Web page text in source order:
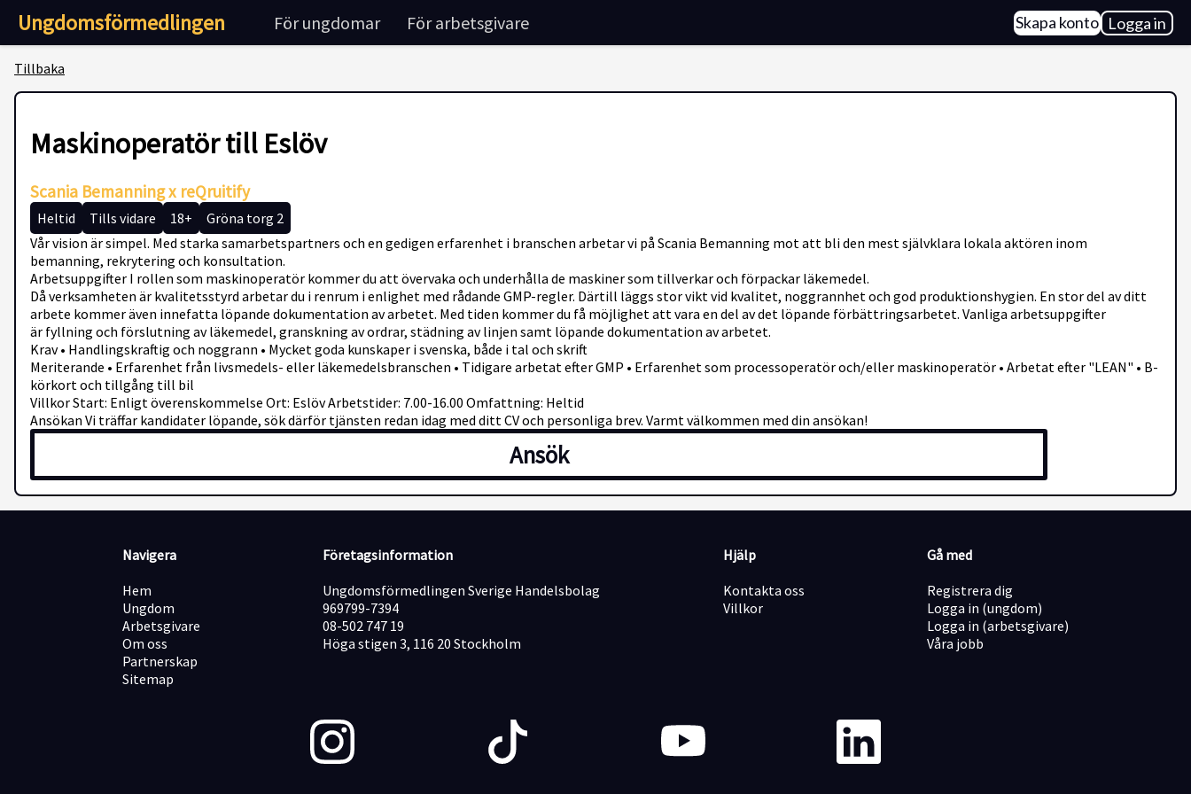
Ungdomsförmedlingen För ungdomar För arbetsgivare Skapa konto Logga in
Tillbaka
Maskinoperatör till Eslöv
Scania Bemanning x reQruitify
Heltid Tills vidare 18+
Gröna torg 2
Vår vision är simpel. Med starka samarbetspartners och en gedigen erfarenhet i branschen arbetar vi på Scania Bemanning mot att bli den mest självklara lokala aktören inom
bemanning, rekrytering och konsultation.
Arbetsuppgifter I rollen som maskinoperatör kommer du att övervaka och underhålla de maskiner som tillverkar och förpackar läkemedel.
Då verksamheten är kvalitetsstyrd arbetar du i renrum i enlighet med rådande GMP-regler. Därtill läggs stor vikt vid kvalitet, noggrannhet och god produktionshygien. En stor del av ditt
arbete kommer även innefatta löpande dokumentation av arbetet. Med tiden kommer du få möjlighet att vara en del av det löpande förbättringsarbetet. Vanliga arbetsuppgifter
är fyllning och förslutning av läkemedel, granskning av ordrar, städning av linjen samt löpande dokumentation av arbetet.
Krav • Handlingskraftig och noggrann • Mycket goda kunskaper i svenska, både i tal och skrift
Meriterande • Erfarenhet från livsmedels- eller läkemedelsbranschen • Tidigare arbetat efter GMP • Erfarenhet som processoperatör och/eller maskinoperatör • Arbetat efter "LEAN" • B-
körkort och tillgång till bil
Villkor Start: Enligt överenskommelse Ort: Eslöv Arbetstider: 7.00-16.00 Omfattning: Heltid
Ansökan Vi träffar kandidater löpande, sök därför tjänsten redan idag med ditt CV och personliga brev. Varmt välkommen med din ansökan!
Ansök
Navigera
Hem
Ungdom
Arbetsgivare
Om oss
Partnerskap
Sitemap
Företagsinformation
Ungdomsförmedlingen Sverige Handelsbolag
969799-7394
08-502 747 19
Höga stigen 3, 116 20 Stockholm
Hjälp
Kontakta oss
Villkor
Gå med
Registrera dig
Logga in (ungdom)
Logga in (arbetsgivare)
Våra jobb